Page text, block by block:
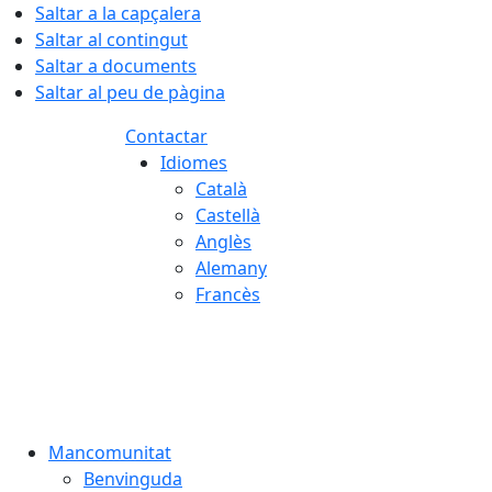
Saltar a la capçalera
Saltar al contingut
Saltar a documents
Saltar al peu de pàgina
Contactar
Idiomes
Català
Castellà
Anglès
Alemany
Francès
Mancomunitat
Benvinguda